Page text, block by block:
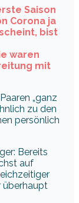
Saison
Corona ja
bist
waren
mit
„ganz
zu den
persönlich
Bereits
auf
überhaupt